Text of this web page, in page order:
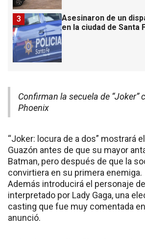
Asesinaron de un
en la ciudad de Santa
3
Confirman la secuela de “Joker”
Phoenix
“Joker: locura de a dos” mostrará
Guazón antes de que su mayor
Batman, pero después de que la
convirtiera en su primera enemiga.
Además introducirá el personaje
interpretado por Lady Gaga, una
casting que fue muy comentada
anunció.